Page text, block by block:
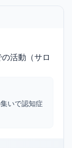
活動（サロ
いで認知症